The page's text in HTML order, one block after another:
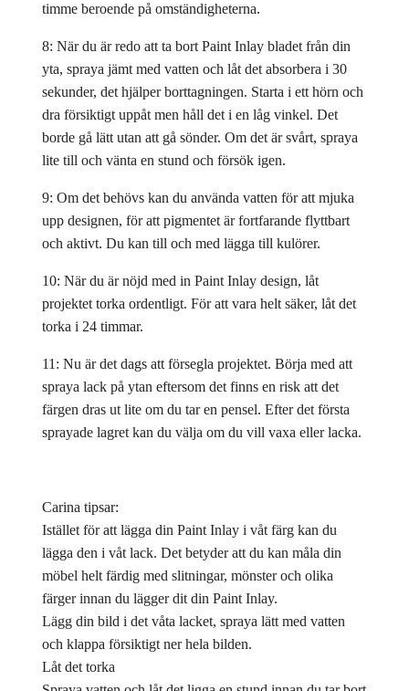
timme beroende på omständigheterna.
8: När du är redo att ta bort Paint Inlay bladet från din
yta, spraya jämt med vatten och låt det absorbera i 30
sekunder, det hjälper borttagningen. Starta i ett hörn och
dra försiktigt uppåt men håll det i en låg vinkel. Det
borde gå lätt utan att gå sönder. Om det är svårt, spraya
lite till och vänta en stund och försök igen.
9: Om det behövs kan du använda vatten för att mjuka
upp designen, för att pigmentet är fortfarande flyttbart
och aktivt. Du kan till och med lägga till kulörer.
10: När du är nöjd med in Paint Inlay design, låt
projektet torka ordentligt. För att vara helt säker, låt det
torka i 24 timmar.
11: Nu är det dags att försegla projektet. Börja med att
spraya lack på ytan eftersom det finns en risk att det
färgen dras ut lite om du tar en pensel. Efter det första
sprayade lagret kan du välja om du vill vaxa eller lacka.
Carina tipsar:
Istället för att lägga din Paint Inlay i våt färg kan du
lägga den i våt lack. Det betyder att du kan måla din
möbel helt färdig med slitningar, mönster och olika
färger innan du lägger dit din Paint Inlay.
Lägg din bild i det våta lacket, spraya lätt med vatten
och klappa försiktigt ner hela bilden.
Låt det torka